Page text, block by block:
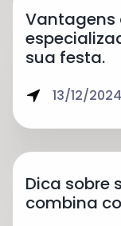
Vantagens
sua festa.
13/12/2024
Dica sobre
combina